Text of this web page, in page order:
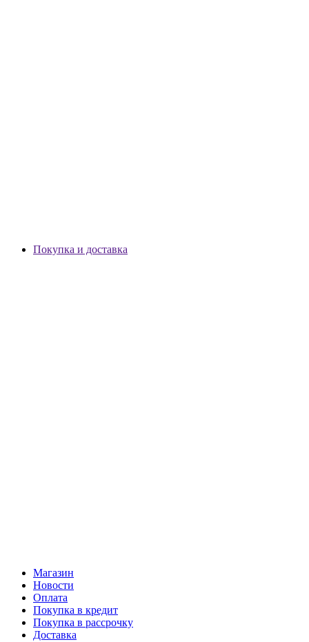
Покупка и доставка
Магазин
Новости
Оплата
Покупка в кредит
Покупка в рассрочку
Доставка